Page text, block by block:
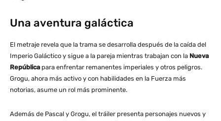
Una aventura galáctica
El metraje revela que la trama se desarrolla después de la caída del
Imperio Galáctico y sigue a la pareja mientras trabajan con la Nueva
Repúblicapara enfrentar remanentes imperiales y otros peligros.
Grogu, ahora más activo y con habilidades en la Fuerza más
notorias, asume un rol más prominente.
Además de Pascal y Grogu, el tráiler presenta personajes nuevos y